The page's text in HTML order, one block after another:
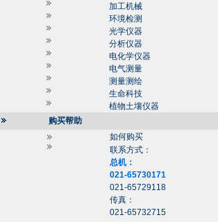
加工机械
环境检测
光学仪器
分析仪器
电化学仪器
电气测量
测量测绘
生命科技
植物土壤仪器
购买帮助
如何购买
联系方式：
总机：
021-65730171
021-65729118
传真：
021-65732715